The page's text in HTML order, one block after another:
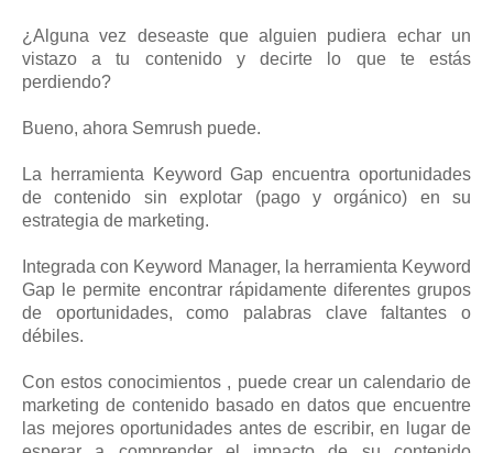
¿Alguna vez deseaste que alguien pudiera echar un
vistazo a tu contenido y decirte lo que te estás
perdiendo?
Bueno, ahora Semrush puede.
La herramienta Keyword Gap encuentra oportunidades
de contenido sin explotar (pago y orgánico) en su
estrategia de marketing.
Integrada con Keyword Manager, la herramienta Keyword
Gap le permite encontrar rápidamente diferentes grupos
de oportunidades, como palabras clave faltantes o
débiles.
Con estos conocimientos , puede crear un calendario de
marketing de contenido basado en datos que encuentre
las mejores oportunidades antes de escribir, en lugar de